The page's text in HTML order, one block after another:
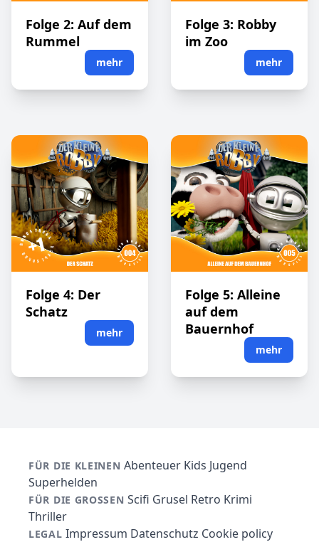
Folge 2: Auf dem
Rummel
mehr
Folge 3: Robby
im Zoo
mehr
Folge 4: Der
Schatz
mehr
Folge 5: Alleine
auf dem
Bauernhof
mehr
FÜR DIE KLEINEN Abenteuer Kids Jugend
Superhelden
FÜR DIE GROSSEN Scifi Grusel Retro Krimi
Thriller
LEGAL Impressum Datenschutz Cookie policy